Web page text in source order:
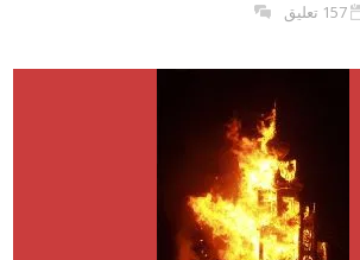
157 تعليق